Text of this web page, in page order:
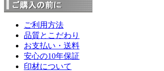
ご利用方法
品質とこだわり
お支払い・送料
安心の10年保証
印材について